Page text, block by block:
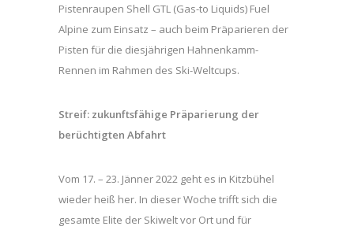
Pistenraupen Shell GTL (Gas-to Liquids) Fuel
Alpine zum Einsatz – auch beim Präparieren der
Pisten für die diesjährigen Hahnenkamm-
Rennen im Rahmen des Ski-Weltcups.
Streif: zukunftsfähige Präparierung der
berüchtigten Abfahrt
Vom 17. – 23. Jänner 2022 geht es in Kitzbühel
wieder heiß her. In dieser Woche trifft sich die
gesamte Elite der Skiwelt vor Ort und für